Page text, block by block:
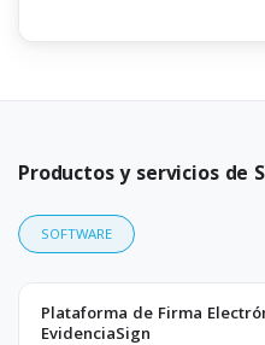
Productos y servicios de
SOFTWARE
Plataforma de Firma
EvidenciaSign